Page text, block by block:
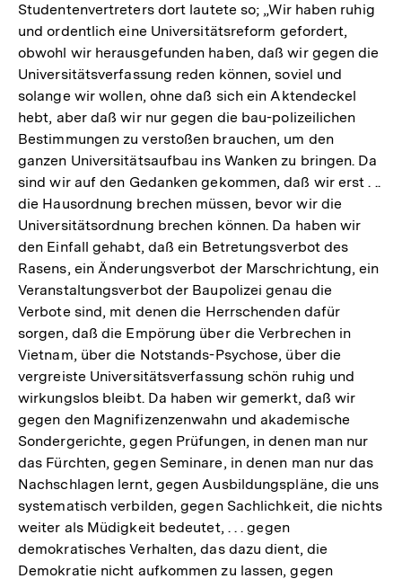
der
Fußnote
Studentenvertreters dort lautete so; „Wir haben ruhig
und ordentlich eine Universitätsreform gefordert,
obwohl wir herausgefunden haben, daß wir gegen die
Universitätsverfassung reden können, soviel und
solange wir wollen, ohne daß sich ein Aktendeckel
hebt, aber daß wir nur gegen die bau-polizeilichen
Bestimmungen zu verstoßen brauchen, um den
ganzen Universitätsaufbau ins Wanken zu bringen. Da
sind wir auf den Gedanken gekommen, daß wir erst . ..
die Hausordnung brechen müssen, bevor wir die
Universitätsordnung brechen können. Da haben wir
den Einfall gehabt, daß ein Betretungsverbot des
Rasens, ein Änderungsverbot der Marschrichtung, ein
Veranstaltungsverbot der Baupolizei genau die
Verbote sind, mit denen die Herrschenden dafür
sorgen, daß die Empörung über die Verbrechen in
Vietnam, über die Notstands-Psychose, über die
vergreiste Universitätsverfassung schön ruhig und
wirkungslos bleibt. Da haben wir gemerkt, daß wir
gegen den Magnifizenzenwahn und akademische
Sondergerichte, gegen Prüfungen, in denen man nur
das Fürchten, gegen Seminare, in denen man nur das
Nachschlagen lernt, gegen Ausbildungspläne, die uns
systematisch verbilden, gegen Sachlichkeit, die nichts
weiter als Müdigkeit bedeutet, . . . gegen
demokratisches Verhalten, das dazu dient, die
Demokratie nicht aufkommen zu lassen, gegen